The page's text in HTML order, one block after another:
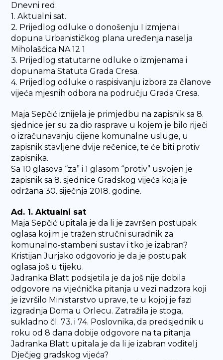
Dnevni red:
1. Aktualni sat.
2. Prijedlog odluke o donošenju I izmjena i
dopuna Urbanističkog plana uređenja naselja
Miholašćica NA 12 1
3. Prijedlog statutarne odluke o izmjenama i
dopunama Statuta Grada Cresa.
4. Prijedlog odluke o raspisivanju izbora za članove
vijeća mjesnih odbora na području Grada Cresa.
Maja Sepčić iznijela je primjedbu na zapisnik sa 8.
sjednice jer su za dio rasprave u kojem je bilo riječi
o izračunavanju cijene komunalne usluge, u
zapisnik stavljene dvije rečenice, te će biti protiv
zapisnika.
Sa 10 glasova “za” i 1 glasom “protiv” usvojen je
zapisnik sa 8. sjednice Gradskog vijeća koja je
održana 30. siječnja 2018. godine.
Ad. 1. Aktualni sat
Maja Sepčić upitala je da li je završen postupak
oglasa kojim je tražen stručni suradnik za
komunalno-stambeni sustav i tko je izabran?
Kristijan Jurjako odgovorio je da je postupak
oglasa još u tijeku.
Jadranka Blatt podsjetila je da još nije dobila
odgovore na vijećnička pitanja u vezi nadzora koji
je izvršilo Ministarstvo uprave, te u kojoj je fazi
izgradnja Doma u Orlecu. Zatražila je stoga,
sukladno čl. 73. i 74. Poslovnika, da predsjednik u
roku od 8 dana dobije odgovore na ta pitanja.
Jadranka Blatt upitala je da li je izabran voditelj
Dječjeg gradskog vijeća?